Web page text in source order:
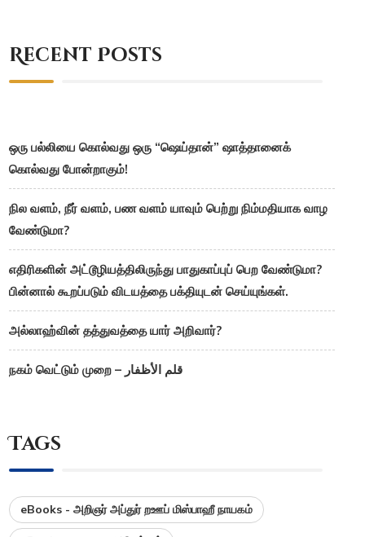
Recent Posts
ஒரு பல்லியை கொல்வது ஒரு “ஷெய்தான்” ஷாத்தானைக்
கொல்வது போன்றாகும்!
நில வளம், நீர் வளம், பண வளம் யாவும் பெற்று நிம்மதியாக வாழ
வேண்டுமா?
எதிரிகளின் அட்டூழியத்திலிருந்து பாதுகாப்புப் பெற வேண்டுமா?
பின்னால் கூறப்படும் விடயத்தை பக்தியுடன் செய்யுங்கள்.
அல்லாஹ்வின் தத்துவத்தை யார் அறிவார்?
நகம் வெட்டும் முறை – قلم الأظفار
Tags
eBooks - அறிஞர் அப்துர் றஊப் மிஸ்பாஹீ நாயகம்